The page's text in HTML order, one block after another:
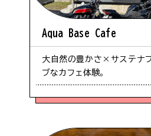
#歴史・史
#ファミリー
Aqua Base Cafe
大自然の豊かさ×サステナ
ブなカフェ体験。